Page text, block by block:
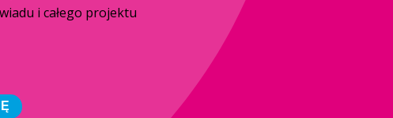
i całego projektu